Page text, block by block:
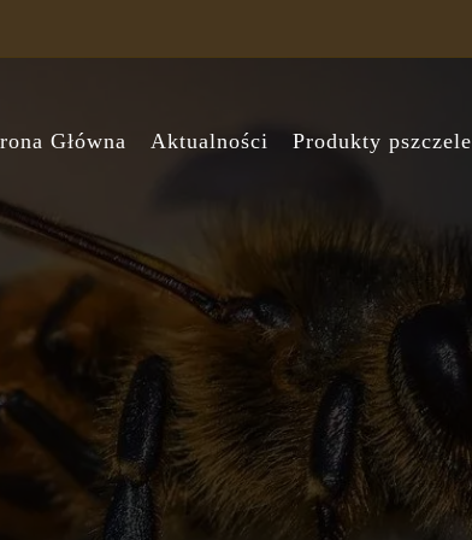
Główna Aktualności Produkty pszczele